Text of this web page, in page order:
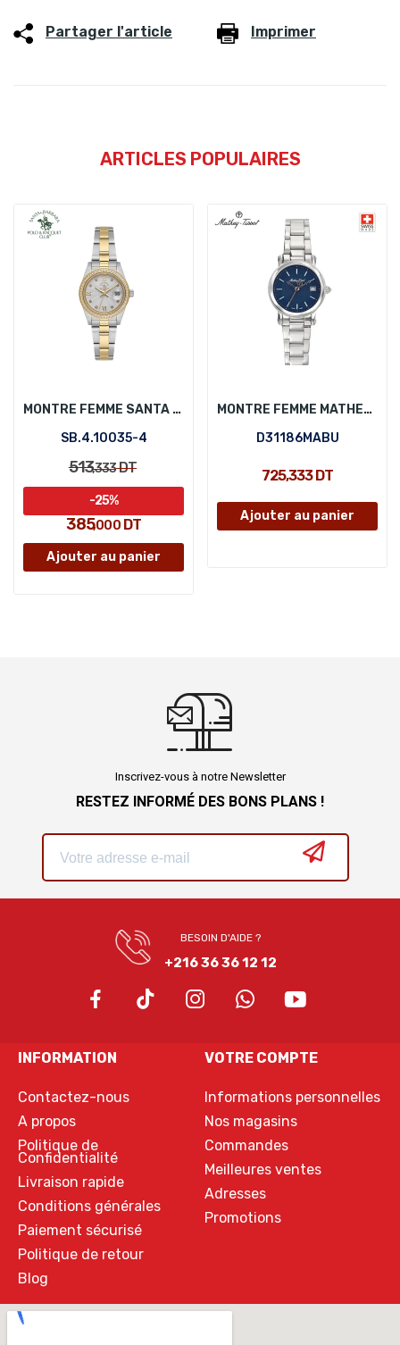
Partager l'article Imprimer
ARTICLES POPULAIRES
MONTRE FEMME SANTA BARBARA POLO SB.4.10035-4
SB.4.10035-4
513,333DT
385,000DT
-25%
Ajouter au panier
MONTRE FEMME MATHEY-TISSOT D31186MABU
D31186MABU
725,333 DT
Ajouter au panier
Inscrivez-vous à notre Newsletter
RESTEZ INFORMÉ DES BONS PLANS !
BESOIN D'AIDE ?
+216 36 36 12 12
INFORMATION
Contactez-nous
A propos
Politique de
Confidentialité
Livraison rapide
Conditions générales
Paiement sécurisé
Politique de retour
Blog
VOTRE COMPTE
Informations personnelles
Nos magasins
Commandes
Meilleures ventes
Adresses
Promotions